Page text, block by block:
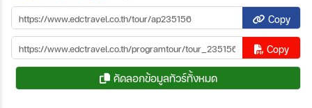
Copy
Copy
คัดลอกข้อมูลทัวร์ทั้งหมด